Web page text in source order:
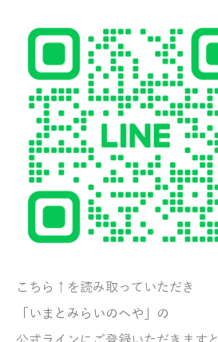
こちら↑を読み取っていただき
「いまとみらいのへや」の